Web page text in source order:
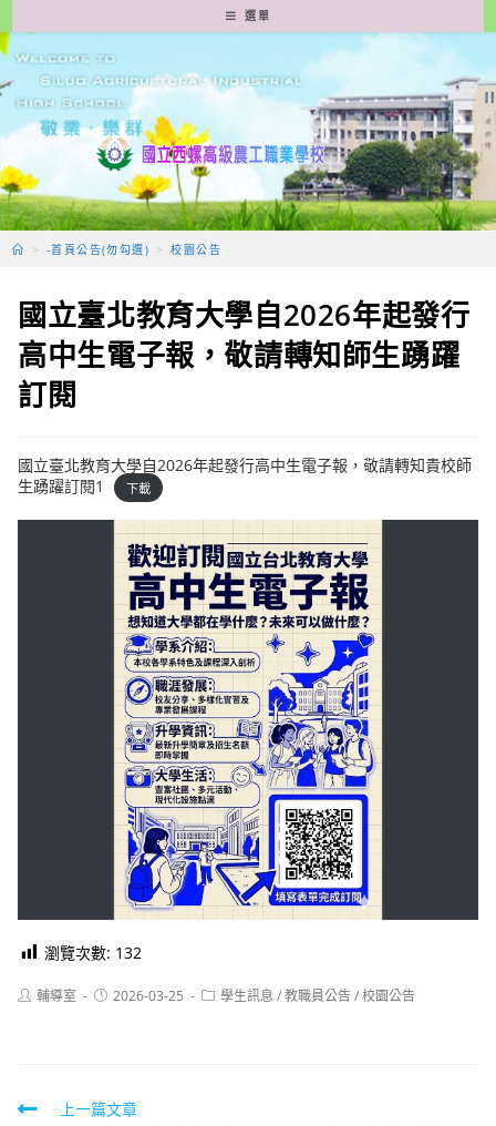
轉
至
要
容
選單
> -首頁公告(勿勾選) > 校園公告
國立臺北教育大學自2026年起發行
高中生電子報，敬請轉知師生踴躍
訂閱
國立臺北教育大學自2026年起發行高中生電子報，敬請轉知貴校師
生踴躍訂閱1
下載
瀏覽次數: 132
Post輔導室
Post2026-03-25
Post學生訊息 /教職員公告/校園公告
Read上一篇文章